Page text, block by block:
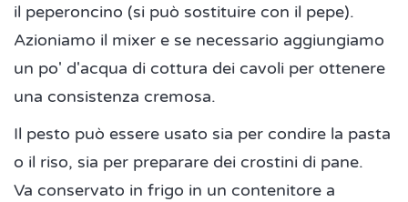
il peperoncino (si può sostituire con il pepe).
Azioniamo il mixer e se necessario aggiungiamo
un po' d'acqua di cottura dei cavoli per ottenere
una consistenza cremosa.
Il pesto può essere usato sia per condire la pasta
o il riso, sia per preparare dei crostini di pane.
Va conservato in frigo in un contenitore a